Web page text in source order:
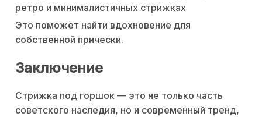
ретро и минималистичных стрижках
Это поможет найти вдохновение для
собственной прически.
Заключение
Стрижка под горшок — это не только часть
советского наследия, но и современный тренд,